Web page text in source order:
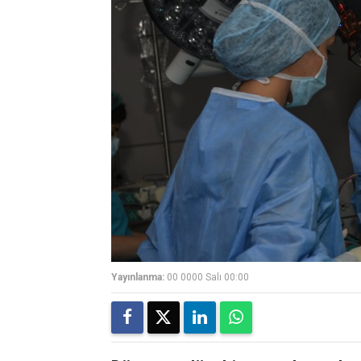
Yayınlanma: 00 0000 Salı 00:00